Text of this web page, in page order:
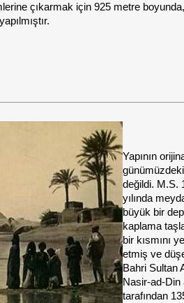
çıkarmak için 925 metre
Yapının
değildi. M.S.
yılında
büyük bir
kaplama
bir kısmını
etmiş ve
Bahri Sultan
Nasir-ad-Din
tarafından